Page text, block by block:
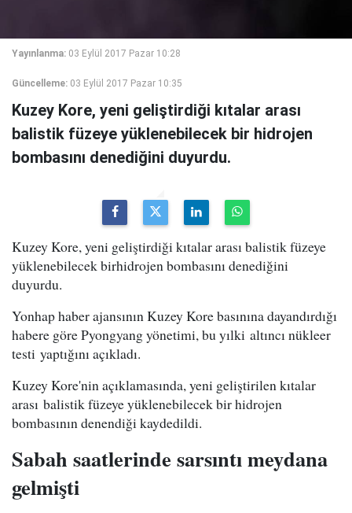
Yayınlanma: 03 Eylül 2017 Pazar 10:28
Güncelleme: 03 Eylül 2017 Pazar 10:35
Kuzey Kore, yeni geliştirdiği kıtalar arası
balistik füzeye yüklenebilecek bir hidrojen
bombasını denediğini duyurdu.
Kuzey Kore, yeni geliştirdiği kıtalar arası balistik füzeye
yüklenebilecek birhidrojen bombasını denediğini
duyurdu.
Yonhap haber ajansının Kuzey Kore basınına dayandırdığı
habere göre Pyongyang yönetimi, bu yılki altıncı nükleer
testi yaptığını açıkladı.
Kuzey Kore'nin açıklamasında, yeni geliştirilen kıtalar
arası balistik füzeye yüklenebilecek bir hidrojen
bombasının denendiği kaydedildi.
Sabah saatlerinde sarsıntı meydana
gelmişti